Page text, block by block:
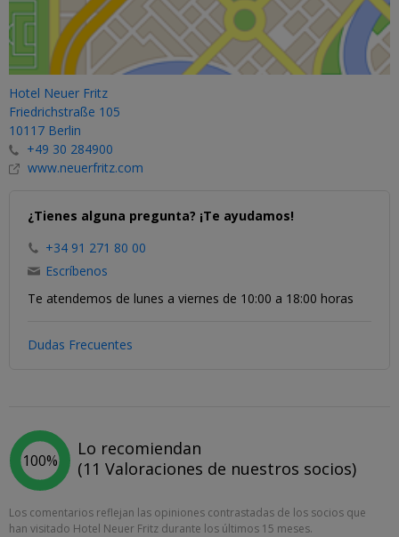
Hotel Neuer Fritz
Friedrichstraße 105
10117 Berlin
+49 30 284900
www.neuerfritz.com
¿Tienes alguna pregunta? ¡Te ayudamos!
+34 91 271 80 00
Escríbenos
Te atendemos de lunes a viernes de 10:00 a 18:00 horas
Dudas Frecuentes
100%
Lo recomiendan
(11 Valoraciones de nuestros socios)
Los comentarios reflejan las opiniones contrastadas de los socios que
han visitado Hotel Neuer Fritz durante los últimos 15 meses.